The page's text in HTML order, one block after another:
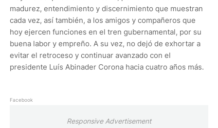
madurez, entendimiento y discernimiento que muestran
cada vez, así también, a los amigos y compañeros que
hoy ejercen funciones en el tren gubernamental, por su
buena labor y empreño. A su vez, no dejó de exhortar a
evitar el retroceso y continuar avanzado con el
presidente Luís Abinader Corona hacia cuatro años más.
Facebook
Responsive Advertisement